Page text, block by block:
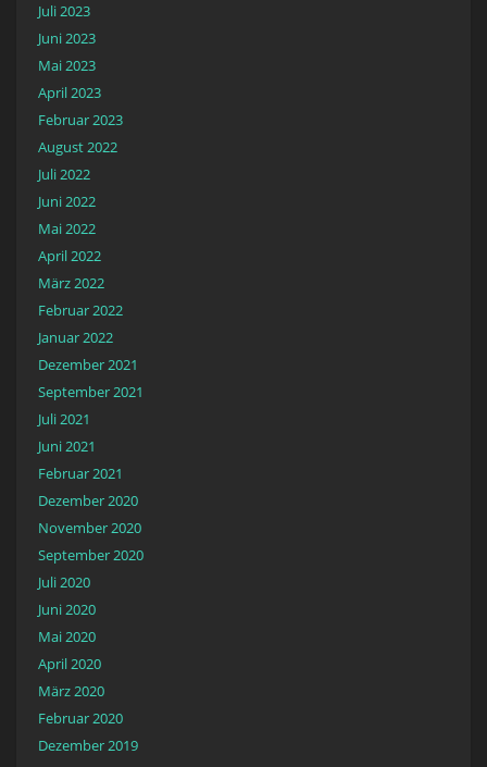
Juli 2023
Juni 2023
Mai 2023
April 2023
Februar 2023
August 2022
Juli 2022
Juni 2022
Mai 2022
April 2022
März 2022
Februar 2022
Januar 2022
Dezember 2021
September 2021
Juli 2021
Juni 2021
Februar 2021
Dezember 2020
November 2020
September 2020
Juli 2020
Juni 2020
Mai 2020
April 2020
März 2020
Februar 2020
Dezember 2019